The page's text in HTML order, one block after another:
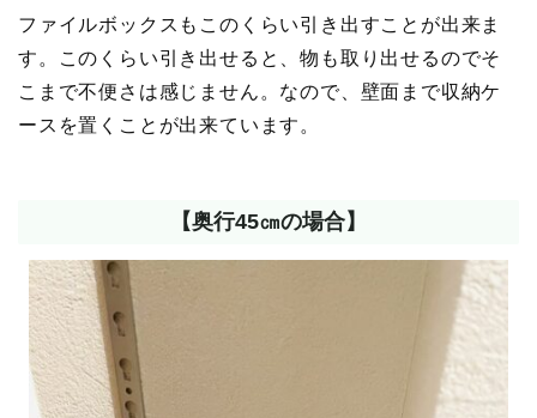
ファイルボックスもこのくらい引き出すことが出来ま
す。このくらい引き出せると、物も取り出せるのでそ
こまで不便さは感じません。なので、壁面まで収納ケ
ースを置くことが出来ています。
【奥行45㎝の場合】